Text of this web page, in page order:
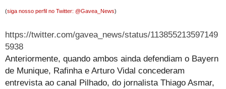
(siga nosso perfil no Twitter: @Gavea_News)
https://twitter.com/gavea_news/status/113855213597149
5938
Anteriormente, quando ambos ainda defendiam o Bayern
de Munique, Rafinha e Arturo Vidal concederam
entrevista ao canal Pilhado, do jornalista Thiago Asmar,